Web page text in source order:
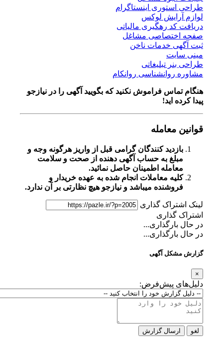
طراحی استوری اینستاگرام
لوازم آرایش لوکس
دریافت کد رهگیری مالیاتی
صفحه اختصاصی مشاغل
ثبت آگهی خدمات ناخن
مینی سایت
طراحی بنر تبلیغاتی
مشاوره روانشناسی روانکام
هنگام تماس فراموش نکنید که بگویید آگهی را در نیازجو
پیدا کرده اید!
قوانین معامله
بازدید کنندگان گرامی قبل از واریز هرگونه وجه و
مبلغ به حساب آگهی دهنده از صحت و سلامت
معامله اطمینان حاصل نمائید.
کلیه معاملات انجام شده به عهده خریدار و
فروشنده میباشد و نیازجو هیچ نظارتی بر آن ندارد.
لینک اشتراک گذاری
اشتراک گذاری
در حال بارگذاری...
در حال بارگذاری...
گزارش مشکل آگهی
دلیل‌های پیش‌فرض:
ارسال گزارش